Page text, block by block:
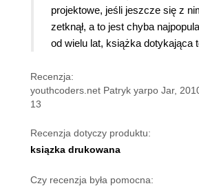
projektowe, jeśli jeszcze się z
zetknął, a to jest chyba
od wielu lat, książka dotykająca
Recenzja:
youthcoders.net Patryk yarpo Jar,
13
Recenzja dotyczy produktu:
ksiązka drukowana
Czy recenzja była pomocna: